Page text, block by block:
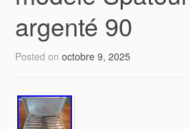
argenté 90
Posted onoctobre 9, 2025